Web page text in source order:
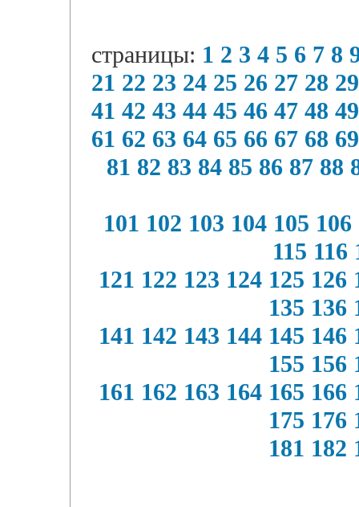
страницы: 1 2 3 4 5 6 7 8
21 22 23 24 25 26 27 28 29
41 42 43 44 45 46 47 48 49
61 62 63 64 65 66 67 68 69
81 82 83 84 85 86 87 88
101 102 103 104 105 106
115 116
121 122 123 124 125 126
135 136
141 142 143 144 145 146
155 156
161 162 163 164 165 166
175 176
181 182